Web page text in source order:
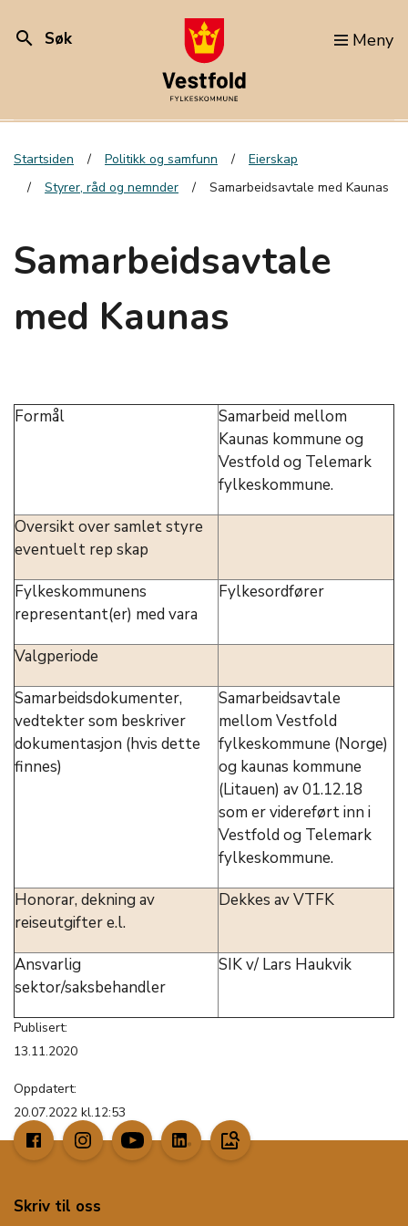
search Søk Meny
Startsiden Politikk og samfunn
Eierskap
Styrer, råd og nemnder
Samarbeidsavtale med Kaunas
Samarbeidsavtale
med Kaunas
Formål
Samarbeid mellom
Kaunas kommune og
Vestfold og Telemark
fylkeskommune.
Oversikt over samlet styre
eventuelt rep skap
Fylkeskommunens
representant(er) med vara
Fylkesordfører
Valgperiode
Samarbeidsdokumenter,
vedtekter som beskriver
dokumentasjon (hvis dette
finnes)
Samarbeidsavtale
mellom Vestfold
fylkeskommune (Norge)
og kaunas kommune
(Litauen) av 01.12.18
som er videreført inn i
Vestfold og Telemark
fylkeskommune.
Honorar, dekning av
reiseutgifter e.l.
Dekkes av VTFK
Ansvarlig
sektor/saksbehandler
SIK v/ Lars Haukvik
Publisert:
13.11.2020
Oppdatert:
20.07.2022 kl.12:53
image_search
Skriv til oss